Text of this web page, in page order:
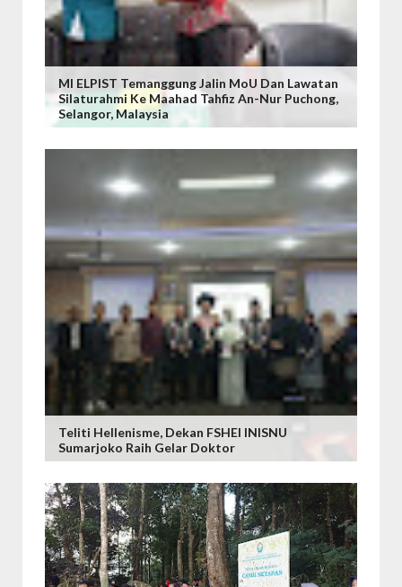
MI ELPIST Temanggung Jalin MoU Dan Lawatan
Silaturahmi Ke Maahad Tahfiz An-Nur Puchong,
Selangor, Malaysia
Teliti Hellenisme, Dekan FSHEI INISNU
Sumarjoko Raih Gelar Doktor